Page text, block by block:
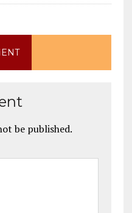
be published.